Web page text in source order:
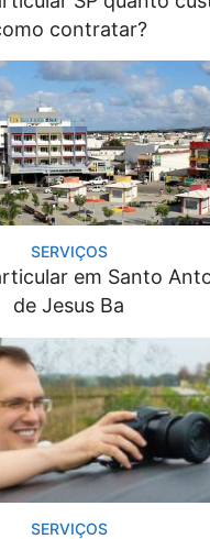
contratar?
SERVIÇOS
em Santo
de Jesus Ba
SERVIÇOS